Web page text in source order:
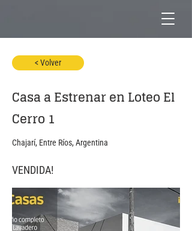
< Volver
Casa a Estrenar en Loteo El
Cerro 1
Chajarí, Entre Ríos, Argentina
VENDIDA!